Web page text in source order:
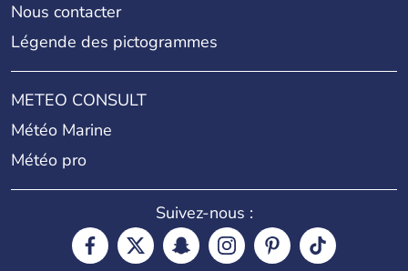
Nous contacter
Légende des pictogrammes
METEO CONSULT
Météo Marine
Météo pro
Suivez-nous :